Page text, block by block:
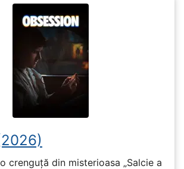
crenguță din misterioasa „Salcie a